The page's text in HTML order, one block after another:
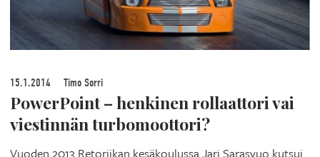
15.1.2014 Timo Sorri
PowerPoint – henkinen rollaattori vai
viestinnän turbomoottori?
Vuoden 2013 Retoriikan kesäkoulussa Jari Sarasvuo kutsui